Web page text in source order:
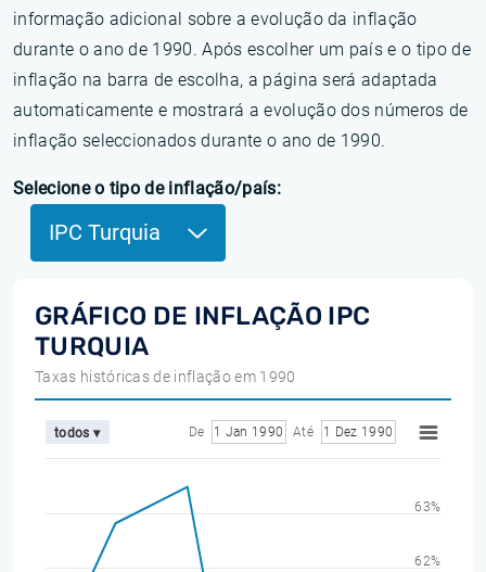
informação adicional sobre a evolução da inflação
durante o ano de 1990. Após escolher um país e o tipo de
inflação na barra de escolha, a página será adaptada
automaticamente e mostrará a evolução dos números de
inflação seleccionados durante o ano de 1990.
Selecione o tipo de inflação/país:
IPC Turquia
GRÁFICO DE INFLAÇÃO IPC
TURQUIA
Taxas históricas de inflação em 1990
todos ▾ De 1 Jan 1990 Até 1 Dez 1990
62%
63%